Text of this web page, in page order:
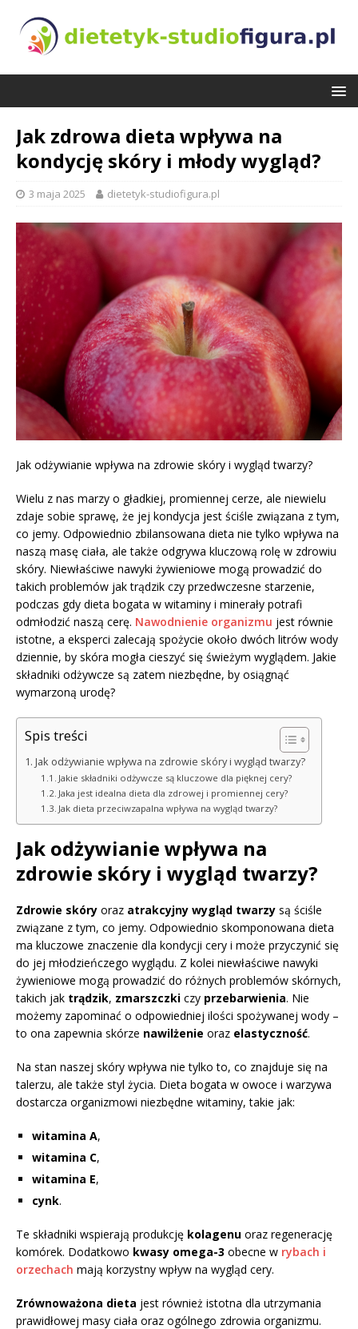
Jak zdrowa dieta wpływa na
kondycję skóry i młody wygląd?
3 maja 2025 dietetyk-studiofigura.pl
Jak odżywianie wpływa na zdrowie skóry i wygląd twarzy?
Wielu z nas marzy o gładkiej, promiennej cerze, ale niewielu
zdaje sobie sprawę, że jej kondycja jest ściśle związana z tym,
co jemy. Odpowiednio zbilansowana dieta nie tylko wpływa na
naszą masę ciała, ale także odgrywa kluczową rolę w zdrowiu
skóry. Niewłaściwe nawyki żywieniowe mogą prowadzić do
takich problemów jak trądzik czy przedwczesne starzenie,
podczas gdy dieta bogata w witaminy i minerały potrafi
odmłodzić naszą cerę. Nawodnienie organizmu jest równie
istotne, a eksperci zalecają spożycie około dwóch litrów wody
dziennie, by skóra mogła cieszyć się świeżym wyglądem. Jakie
składniki odżywcze są zatem niezbędne, by osiągnąć
wymarzoną urodę?
Spis treści
Jak odżywianie wpływa na zdrowie skóry i wygląd twarzy?
Jakie składniki odżywcze są kluczowe dla pięknej cery?
Jaka jest idealna dieta dla zdrowej i promiennej cery?
Jak dieta przeciwzapalna wpływa na wygląd twarzy?
Jak odżywianie wpływa na
zdrowie skóry i wygląd twarzy?
Zdrowie skóry oraz atrakcyjny wygląd twarzy są ściśle
związane z tym, co jemy. Odpowiednio skomponowana dieta
ma kluczowe znaczenie dla kondycji cery i może przyczynić się
do jej młodzieńczego wyglądu. Z kolei niewłaściwe nawyki
żywieniowe mogą prowadzić do różnych problemów skórnych,
takich jak trądzik, zmarszczki czy przebarwienia. Nie
możemy zapominać o odpowiedniej ilości spożywanej wody –
to ona zapewnia skórze nawilżenie oraz elastyczność.
Na stan naszej skóry wpływa nie tylko to, co znajduje się na
talerzu, ale także styl życia. Dieta bogata w owoce i warzywa
dostarcza organizmowi niezbędne witaminy, takie jak:
witamina A,
witamina C,
witamina E,
cynk.
Te składniki wspierają produkcję kolagenu oraz regenerację
komórek. Dodatkowo kwasy omega-3 obecne w rybach i
orzechach mają korzystny wpływ na wygląd cery.
Zrównoważona dieta jest również istotna dla utrzymania
prawidłowej masy ciała oraz ogólnego zdrowia organizmu.